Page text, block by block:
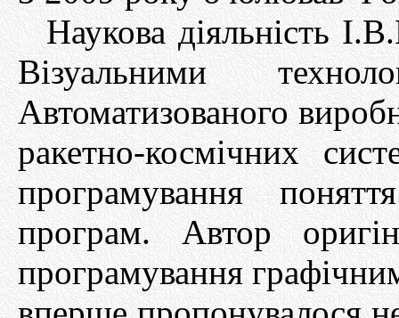
Наукова діяльність
Візуальними
Автоматизованого
ракетно-космічних
програмування
програм. Автор
програмування